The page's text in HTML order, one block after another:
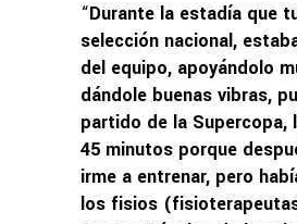
“Durante la estadía que
selección nacional,
del equipo, apoyándolo
dándole buenas vibras,
partido de la Supercopa,
45 minutos porque
irme a entrenar, pero
los fisios